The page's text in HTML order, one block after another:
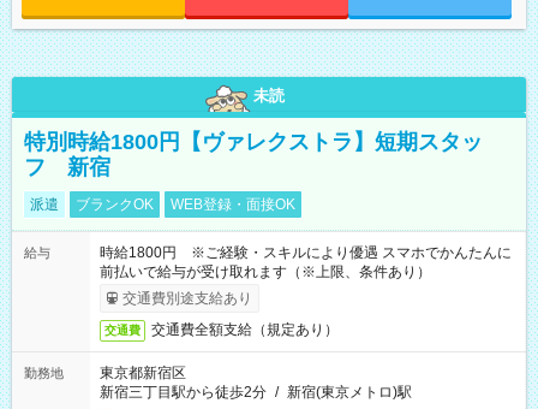
未読
特別時給1800円【ヴァレクストラ】短期スタッ
フ 新宿
派遣 ブランクOK WEB登録・面接OK
給与
時給1800円 ※ご経験・スキルにより優遇 スマホでかんたんに
前払いで給与が受け取れます（※上限、条件あり）
交通費別途支給あり
交通費 交通費全額支給（規定あり）
勤務地
東京都新宿区
新宿三丁目駅から徒歩2分 / 新宿(東京メトロ)駅